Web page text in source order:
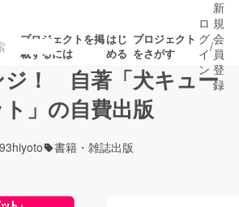
プロジェクトを掲
載するには
はじ
める
プロジェクト
をさがす
注目の新着プロ
ェクト
募集終了が近いプ
ロジェクト
ロ
グ
イ
ン
/
新
規
会
員
登
録
ジ！ 自著「犬キュー
ト」の自費出版
書籍・雑誌出版